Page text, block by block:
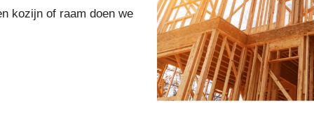
kozijn of raam doen we